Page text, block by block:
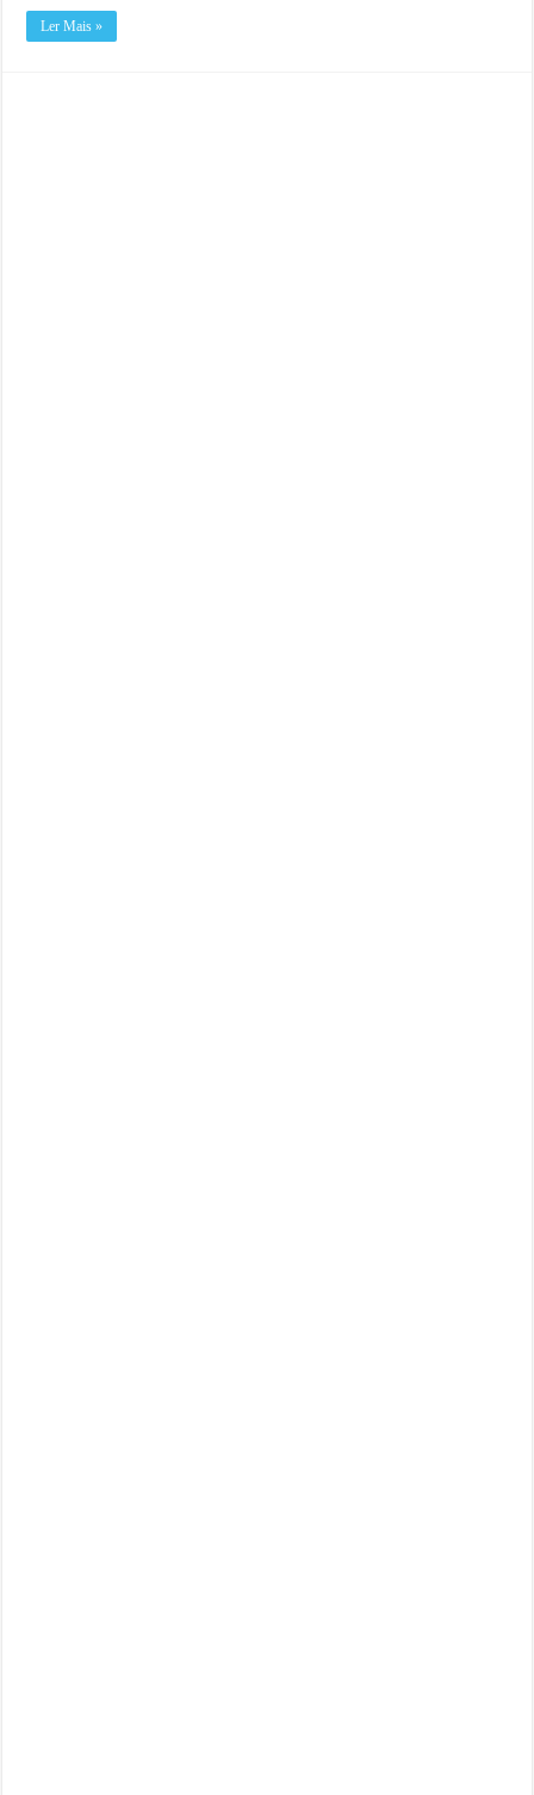
Ler Mais »